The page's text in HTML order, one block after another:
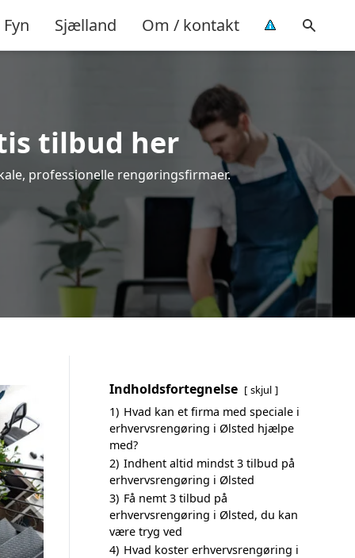
Fyn Sjælland Om / kontakt
tilbud her
professionelle rengøringsfirmaer.
Indholdsfortegnelse skjul
1) Hvad kan et firma med speciale i
erhvervsrengøring i Ølsted hjælpe
med?
2) Indhent altid mindst 3 tilbud på
erhvervsrengøring i Ølsted
3) Få nemt 3 tilbud på
erhvervsrengøring i Ølsted, du kan
være tryg ved
4) Hvad koster erhvervsrengøring i